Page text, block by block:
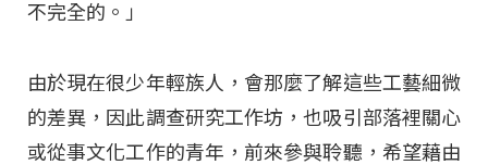
不完全的。」
由於現在很少年輕族人，會那麼了解這些工藝細微
的差異，因此調查研究工作坊，也吸引部落裡關心
或從事文化工作的青年，前來參與聆聽，希望藉由